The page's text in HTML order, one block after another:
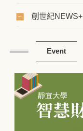
創世紀NEWS+
Event